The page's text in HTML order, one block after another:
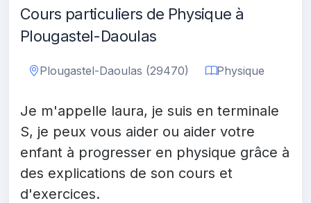
Cours particuliers de Physique à
Plougastel-Daoulas
Plougastel-Daoulas (29470) Physique
Je m'appelle laura, je suis en terminale
S, je peux vous aider ou aider votre
enfant à progresser en physique grâce à
des explications de son cours et
d'exercices.